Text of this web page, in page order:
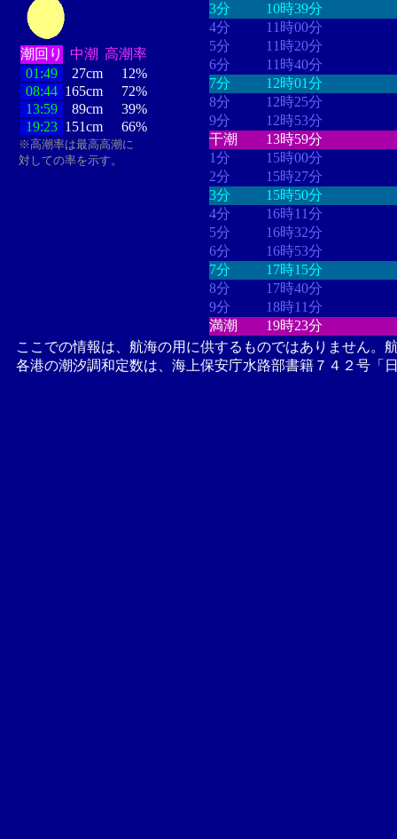
潮回り 中潮 高潮率
01:49
27cm
12%
08:44 165cm
72%
13:59
89cm
39%
19:23 151cm 66%
※高潮率は最高高潮に
対しての率を示す。
3分
10時39分
4分
11時00分
5分
11時20分
6分
11時40分
7分
12時01分
8分
12時25分
9分
12時53分
干潮
13時59分
1分
15時00分
2分
15時27分
3分
15時50分
4分
16時11分
5分
16時32分
6分
16時53分
7分
17時15分
8分
17時40分
9分
18時11分
満潮
19時23分
ここでの情報は、航海の用に供するものではありません。
各港の潮汐調和定数は、海上保安庁水路部書籍７４２号「